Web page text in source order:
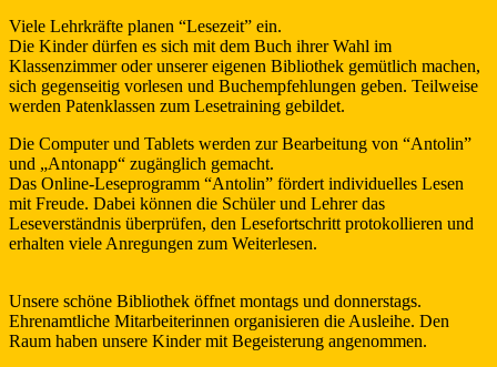
Viele Lehrkräfte planen “Lesezeit” ein.
Die Kinder dürfen es sich mit dem Buch ihrer Wahl im
Klassenzimmer oder unserer eigenen Bibliothek gemütlich machen,
sich gegenseitig vorlesen und Buchempfehlungen geben. Teilweise
werden Patenklassen zum Lesetraining gebildet.
Die Computer und Tablets werden zur Bearbeitung von “Antolin”
und „Antonapp“ zugänglich gemacht.
Das Online-Leseprogramm “Antolin” fördert individuelles Lesen
mit Freude. Dabei können die Schüler und Lehrer das
Leseverständnis überprüfen, den Lesefortschritt protokollieren und
erhalten viele Anregungen zum Weiterlesen.
Unsere schöne Bibliothek öffnet montags und donnerstags.
Ehrenamtliche Mitarbeiterinnen organisieren die Ausleihe. Den
Raum haben unsere Kinder mit Begeisterung angenommen.